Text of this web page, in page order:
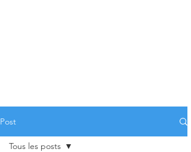
Post
Tous les posts